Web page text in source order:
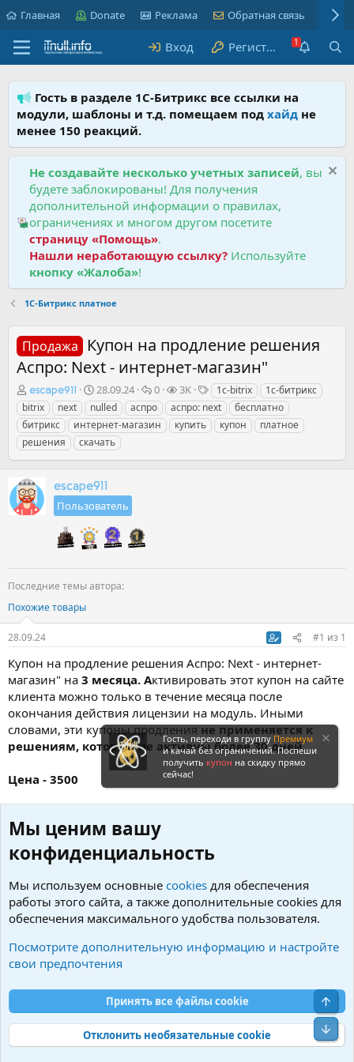
Главная Donate Реклама Обратная связь
Вход Регистрация
Гость в разделе 1С-Битрикс все ссылки на
модули, шаблоны и т.д. помещаем под хайд не
менее 150 реакций.
Не создавайте несколько учетных записей, вы
будете заблокированы! Для получения
дополнительной информации о правилах,
ограничениях и многом другом посетите
страницу «Помощь».
Нашли неработающую ссылку? Используйте
кнопку «Жалоба»!
1С-Битрикс платное
Продажа
Купон на продление решения
Аспро: Next - интернет-магазин"
А
в
т
о
р
т
е
м
ы
escape911
Д
а
т
а
н
а
а
л
а
28.09.24
О
т
в
е
ы
0
П
р
о
с
о
3K
Т
е
г
и
1c-bitrix
1с-битрикс
bitrix
next nulled аспро аспро: next
бесплатно
битрикс
интернет-магазин купить купон
платное
решения
скачать
escape911
Пользователь
Последние темы автора:
Похожие товары
28.09.24 #1 из 1
Купон на продление решения Аспро: Next - интернет-
магазин" на 3 месяца. Активировать этот купон на сайте
клиента можно только в течение месяца после
окончания действия лицензии на модуль. Иными
словами, эти купоны продленияне применяется к
решениям, которые не активны более 30 дней.
Цена - 3500
обращаемся в ЛС.
Войдите или зарегистрируйтесь для ответа.
Сейчас эту тему никто не читает.
Поделиться: ВконтактеОдноклассники
FacebookX (Twitter)
LinkedInRedditPinterest
Tumblr
Электронная почта
1С-Битрикс платное
Гость, переходи в группу Премиум
и качай без ограничений. Поспеши
получить купон на скидку прямо
сейчас!
Мы ценим вашу
конфиденциальность
Мы используем основные cookies для обеспечения
работы этого сайта, а также дополнительные cookies для
обеспечения максимального удобства пользователя.
Посмотрите дополнительную информацию и настройте
свои предпочтения
Принять все файлы cookie
Отклонить необязательные cookie